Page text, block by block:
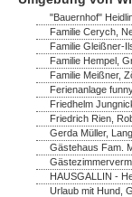
"Bauernhof"
Familie Cerych,
Familie Gleißner-
Familie Hempel,
Familie Meißner,
Ferienanlage
Friedhelm
Friedrich Rien,
Gerda Müller,
Gästehaus Fam.
HAUSGALLIN -
Urlaub mit Hund,